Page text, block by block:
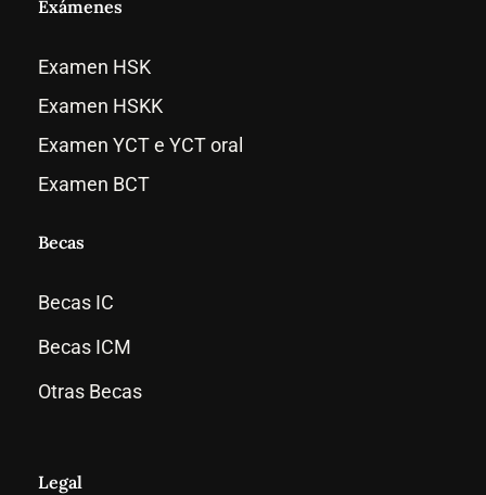
Exámenes
Examen HSK
Examen HSKK
Examen YCT e YCT oral
Examen BCT
Becas
Becas IC
Becas ICM
Otras Becas
Legal